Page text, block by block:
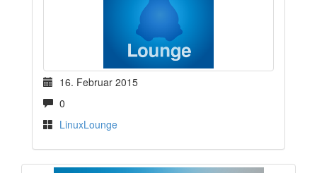
16. Februar 2015
0
LinuxLounge